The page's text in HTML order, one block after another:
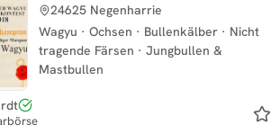
Wagyu · Ochsen · Bullenkälber · Nicht
tragende Färsen · Jungbullen &
Mastbullen
24625 Negenharrie